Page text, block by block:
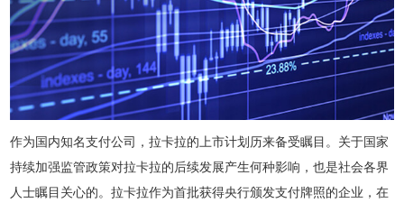
作为国内知名支付公司，拉卡拉的上市计划历来备受瞩目。关于国家
持续加强监管政策对拉卡拉的后续发展产生何种影响，也是社会各界
人士瞩目关心的。拉卡拉作为首批获得央行颁发支付牌照的企业，在